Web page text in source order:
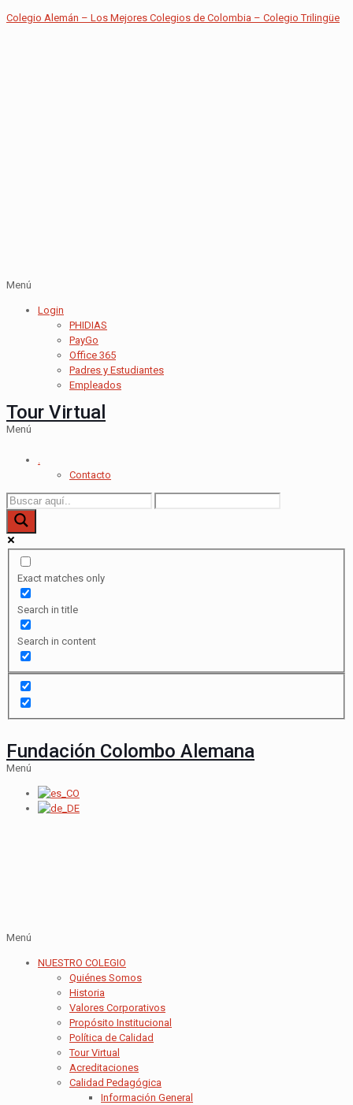
Colegio Alemán – Los Mejores Colegios de Colombia – Colegio Trilingüe
Menú
Login
PHIDIAS
PayGo
Office 365
Padres y Estudiantes
Empleados
Tour Virtual
Menú
.
Contacto
Exact matches only
Search in title
Search in content
Fundación Colombo Alemana
Menú
Menú
NUESTRO COLEGIO
Quiénes Somos
Historia
Valores Corporativos
Propósito Institucional
Política de Calidad
Tour Virtual
Acreditaciones
Calidad Pedagógica
Información General